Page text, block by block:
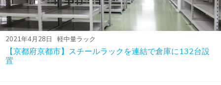
2021年4月28日 軽中量ラック
【京都府京都市】スチールラックを連結で倉庫に132台設
置